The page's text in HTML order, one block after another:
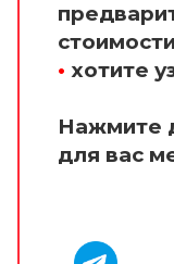
• хотите
Нажмите
для вас